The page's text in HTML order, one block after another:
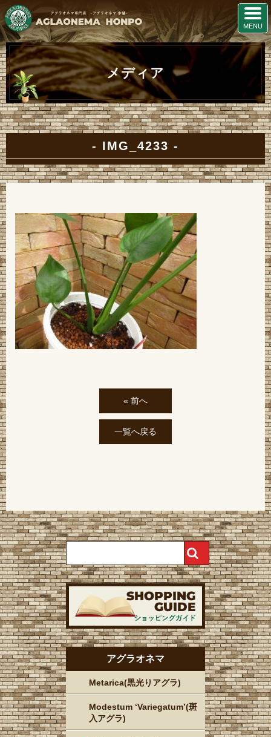
メディア
IMG_4233
« 前へ
一覧へ戻る
アグラオネマ
Metarica(黒光りアグラ)
Modestum ‘Variegatum’(斑
入アグラ)